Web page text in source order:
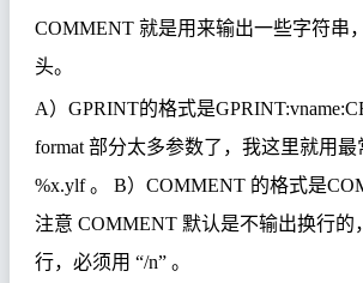
COMMENT 就是用来输出一些字符串
头。
A） GPRINT的格式是
format 部分太多参数了，我这里就用最
%x.ylf。 B） COMMENT 的格式是
注意 COMMENT 默认是不输出换行的
行，必须用 “/n” 。